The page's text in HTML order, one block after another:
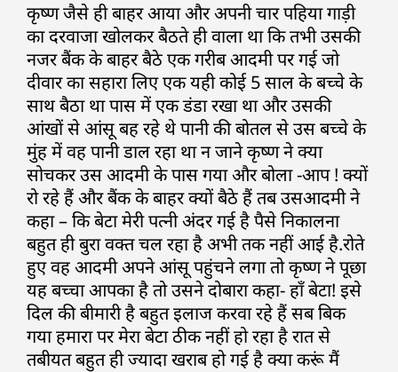
कृष्ण जैसे ही बाहर आया और अपनी चार पहिया गाड़ी
का दरवाजा खोलकर बैठते ही वाला था कि तभी उसकी
नजर बैंक के बाहर बैठे एक गरीब आदमी पर गई जो
दीवार का सहारा लिए एक यही कोई 5 साल के बच्चे के
साथ बैठा था पास में एक डंडा रखा था और उसकी
आंखों से आंसू बह रहे थे पानी की बोतल से उस बच्चे के
मुंह में वह पानी डाल रहा था न जाने कृष्ण ने क्या
सोचकर उस आदमी के पास गया और बोला -आप ! क्यों
रो रहे हैं और बैंक के बाहर क्यों बैठे हैं तब उसआदमी ने
कहा – कि बेटा मेरी पत्नी अंदर गई है पैसे निकालना
बहुत ही बुरा वक्त चल रहा है अभी तक नहीं आई है.रोते
हुए वह आदमी अपने आंसू पहुंचने लगा तो कृष्ण ने पूछा
यह बच्चा आपका है तो उसने दोबारा कहा- हाँ बेटा! इसे
दिल की बीमारी है बहुत इलाज करवा रहे हैं सब बिक
गया हमारा पर मेरा बेटा ठीक नहीं हो रहा है रात से
तबीयत बहुत ही ज्यादा खराब हो गई है क्या करूं मैं